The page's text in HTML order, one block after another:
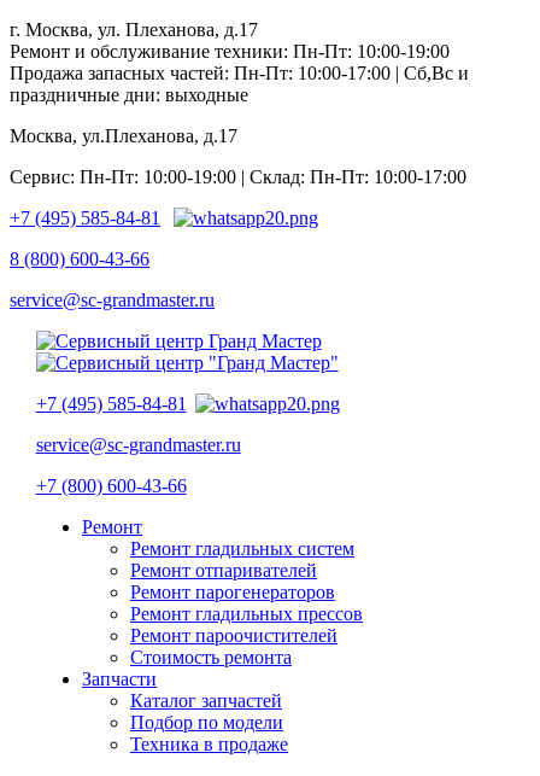
г. Москва, ул. Плеханова, д.17
Ремонт и обслуживание техники: Пн-Пт: 10:00-19:00
Продажа запасных частей: Пн-Пт: 10:00-17:00 | Сб,Вс и
праздничные дни: выходные
Москва, ул.Плеханова, д.17
Сервис: Пн-Пт: 10:00-19:00 | Склад: Пн-Пт: 10:00-17:00
+7 (495) 585-84-81
8 (800) 600-43-66
service@sc-grandmaster.ru
+7 (495) 585-84-81
service@sc-grandmaster.ru
+7 (800) 600-43-66
Ремонт
Ремонт гладильных систем
Ремонт отпаривателей
Ремонт парогенераторов
Ремонт гладильных прессов
Ремонт пароочистителей
Стоимость ремонта
Запчасти
Каталог запчастей
Подбор по модели
Техника в продаже